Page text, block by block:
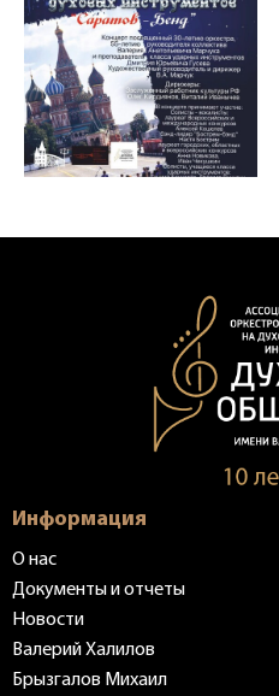
Информация
О нас
Документы и отчеты
Новости
Валерий Халилов
Брызгалов Михаил